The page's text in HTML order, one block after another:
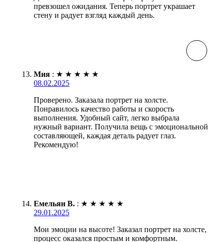
превзошел ожидания. Теперь портрет украшает
стену и радует взгляд каждый день.
Мия : ★ ★ ★ ★ ★
08.02.2025
Проверено. Заказала портрет на холсте.
Понравилось качество работы и скорость
выполнения. Удобный сайт, легко выбрала
нужный вариант. Получила вещь с эмоциональной
составляющей, каждая деталь радует глаз.
Рекомендую!
Емельян В. : ★ ★ ★ ★ ★
29.01.2025
Мои эмоции на высоте! Заказал портрет на холсте,
процесс оказался простым и комфортным.